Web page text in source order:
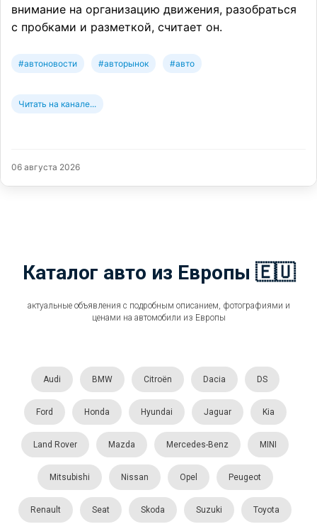
внимание на организацию движения, разобраться
с пробками и разметкой, считает он.
#автоновости #авторынок #авто
Читать на канале...
06 августа 2026
Каталог авто из Европы 🇪🇺
актуальные объявления с подробным описанием, фотографиями и
ценами на автомобили из Европы
Audi BMW Citroën Dacia DS
Ford Honda Hyundai Jaguar Kia
Land Rover Mazda Mercedes-Benz MINI
Mitsubishi Nissan Opel Peugeot
Renault Seat Skoda Suzuki Toyota